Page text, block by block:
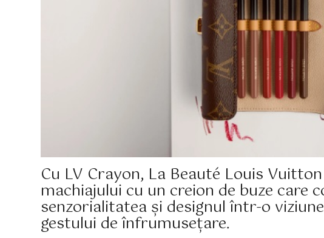
Cu LV Crayon, La Beauté Louis
machiajului cu un creion de buze care
senzorialitatea și designul într-o
gestului de înfrumusețare.